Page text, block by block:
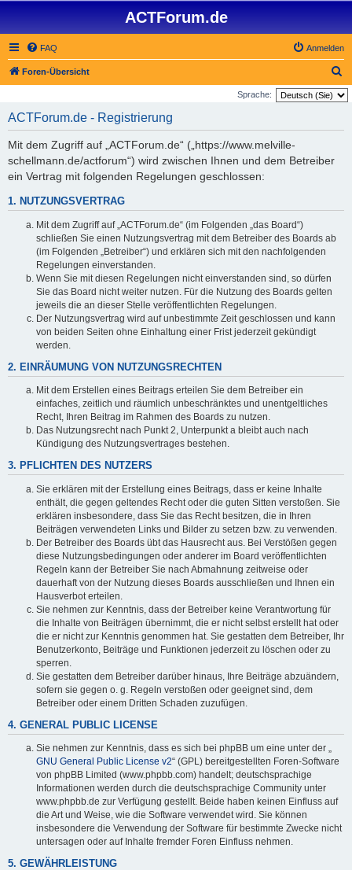
ACTForum.de
FAQ Anmelden
Foren-Übersicht
u
Sprache:
ACTForum.de - Registrierung
Mit dem Zugriff auf „ACTForum.de“ („https://www.melville-
schellmann.de/actforum“) wird zwischen Ihnen und dem Betreiber
ein Vertrag mit folgenden Regelungen geschlossen:
1. NUTZUNGSVERTRAG
Mit dem Zugriff auf „ACTForum.de“ (im Folgenden „das Board“)
schließen Sie einen Nutzungsvertrag mit dem Betreiber des Boards ab
(im Folgenden „Betreiber“) und erklären sich mit den nachfolgenden
Regelungen einverstanden.
Wenn Sie mit diesen Regelungen nicht einverstanden sind, so dürfen
Sie das Board nicht weiter nutzen. Für die Nutzung des Boards gelten
jeweils die an dieser Stelle veröffentlichten Regelungen.
Der Nutzungsvertrag wird auf unbestimmte Zeit geschlossen und kann
von beiden Seiten ohne Einhaltung einer Frist jederzeit gekündigt
werden.
2. EINRÄUMUNG VON NUTZUNGSRECHTEN
Mit dem Erstellen eines Beitrags erteilen Sie dem Betreiber ein
einfaches, zeitlich und räumlich unbeschränktes und unentgeltliches
Recht, Ihren Beitrag im Rahmen des Boards zu nutzen.
Das Nutzungsrecht nach Punkt 2, Unterpunkt a bleibt auch nach
Kündigung des Nutzungsvertrages bestehen.
3. PFLICHTEN DES NUTZERS
Sie erklären mit der Erstellung eines Beitrags, dass er keine Inhalte
enthält, die gegen geltendes Recht oder die guten Sitten verstoßen. Sie
erklären insbesondere, dass Sie das Recht besitzen, die in Ihren
Beiträgen verwendeten Links und Bilder zu setzen bzw. zu verwenden.
Der Betreiber des Boards übt das Hausrecht aus. Bei Verstößen gegen
diese Nutzungsbedingungen oder anderer im Board veröffentlichten
Regeln kann der Betreiber Sie nach Abmahnung zeitweise oder
dauerhaft von der Nutzung dieses Boards ausschließen und Ihnen ein
Hausverbot erteilen.
Sie nehmen zur Kenntnis, dass der Betreiber keine Verantwortung für
die Inhalte von Beiträgen übernimmt, die er nicht selbst erstellt hat oder
die er nicht zur Kenntnis genommen hat. Sie gestatten dem Betreiber, Ihr
Benutzerkonto, Beiträge und Funktionen jederzeit zu löschen oder zu
sperren.
Sie gestatten dem Betreiber darüber hinaus, Ihre Beiträge abzuändern,
sofern sie gegen o. g. Regeln verstoßen oder geeignet sind, dem
Betreiber oder einem Dritten Schaden zuzufügen.
4. GENERAL PUBLIC LICENSE
Sie nehmen zur Kenntnis, dass es sich bei phpBB um eine unter der „
GNU General Public License v2“ (GPL) bereitgestellten Foren-Software
von phpBB Limited (www.phpbb.com) handelt; deutschsprachige
Informationen werden durch die deutschsprachige Community unter
www.phpbb.de zur Verfügung gestellt. Beide haben keinen Einfluss auf
die Art und Weise, wie die Software verwendet wird. Sie können
insbesondere die Verwendung der Software für bestimmte Zwecke nicht
untersagen oder auf Inhalte fremder Foren Einfluss nehmen.
5. GEWÄHRLEISTUNG